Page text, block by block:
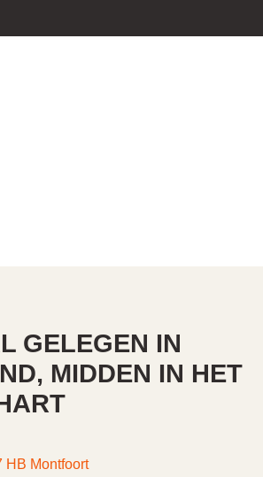
GELEGEN IN
MIDDEN IN HET
HB Montfoort